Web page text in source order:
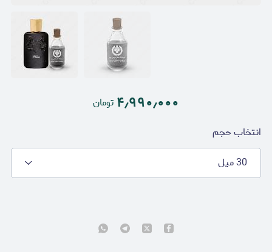
۴٫۹۹۰٫۰۰۰ تومان
انتخاب حجم
30 میل